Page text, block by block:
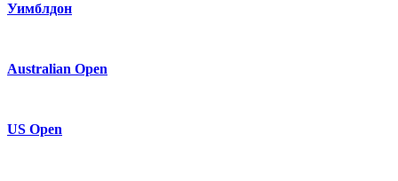
Уимблдон
Australian Open
US Open